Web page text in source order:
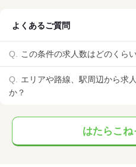
よくあるご質問
この条件の求人数はどのくら
エリアや路線、駅周辺から求
か？
はたらこね